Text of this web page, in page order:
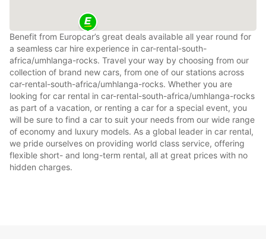
Benefit from Europcar’s great deals available all year round for
a seamless car hire experience in car-rental-south-
africa/umhlanga-rocks. Travel your way by choosing from our
collection of brand new cars, from one of our stations across
car-rental-south-africa/umhlanga-rocks. Whether you are
looking for car rental in car-rental-south-africa/umhlanga-rocks
as part of a vacation, or renting a car for a special event, you
will be sure to find a car to suit your needs from our wide range
of economy and luxury models. As a global leader in car rental,
we pride ourselves on providing world class service, offering
flexible short- and long-term rental, all at great prices with no
hidden charges.